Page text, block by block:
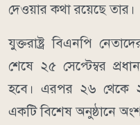
দেওয়ার কথা রয়েছে তার।
যুক্তরাষ্ট্র বিএনপি
শেষে ২৫ সেপ্টেম্বর
হবে। এরপর ২৬ থেকে
একটি বিশেষ অনুষ্ঠানে